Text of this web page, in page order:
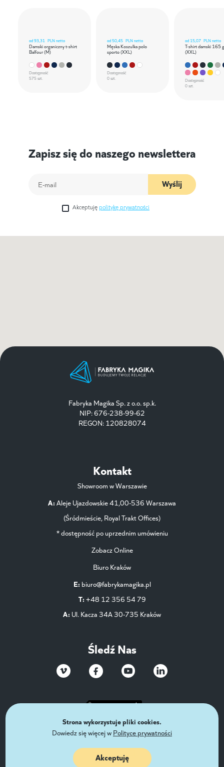
od93,31 PLN netto
Damski organiczny t-shirt
Balfour (M)
Dostępność
575 szt.
od50,45 PLN netto
Męska Koszulka polo
sporto (XXL)
Dostępność
0 szt.
od 15,07 PLN netto
T-shirt damski 165
(XXL)
Dostępność
0 szt.
Zapisz się do naszego newslettera
Wyślij
Akceptuję politykę prywatności
Fabryka Magika Sp. z o.o. sp.k.
NIP: 676-238-99-62
REGON: 120828074
Kontakt
Showroom w Warszawie
A: Aleje Ujazdowskie 41,00-536 Warszawa
(Śródmieście, Royal Trakt Offices)
* dostępność po uprzednim umówieniu
Zobacz Online
Biuro Kraków
E: biuro@fabrykamagika.pl
T: +48 12 356 54 79
A: Ul. Kacza 34A 30-735 Kraków
Śledź Nas
Strona wykorzystuje pliki cookies.
Dowiedz się więcej w Polityce prywatności
Akceptuję